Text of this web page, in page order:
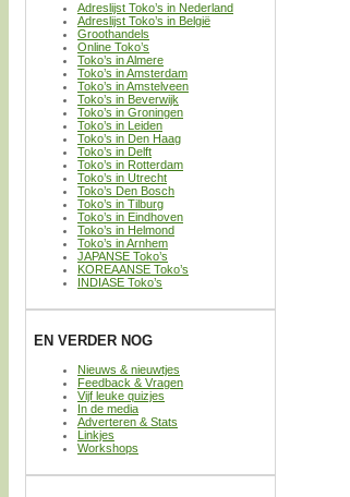
Adreslijst Toko’s in Nederland
Adreslijst Toko’s in België
Groothandels
Online Toko’s
Toko’s in Almere
Toko’s in Amsterdam
Toko’s in Amstelveen
Toko’s in Beverwijk
Toko’s in Groningen
Toko’s in Leiden
Toko’s in Den Haag
Toko’s in Delft
Toko’s in Rotterdam
Toko’s in Utrecht
Toko’s Den Bosch
Toko’s in Tilburg
Toko’s in Eindhoven
Toko’s in Helmond
Toko’s in Arnhem
JAPANSE Toko’s
KOREAANSE Toko’s
INDIASE Toko’s
EN VERDER NOG
Nieuws & nieuwtjes
Feedback & Vragen
Vijf leuke quizjes
In de media
Adverteren & Stats
Linkjes
Workshops